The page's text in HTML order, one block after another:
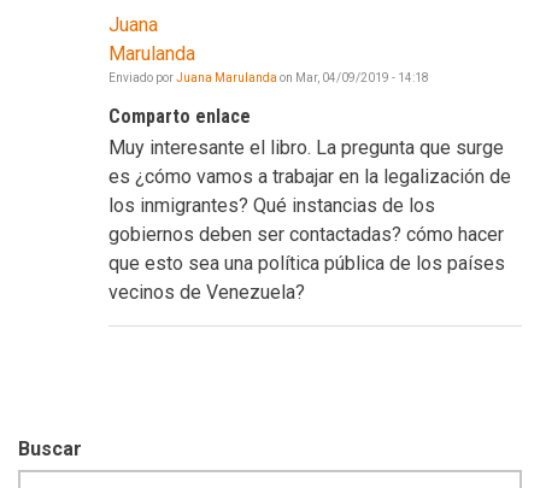
Juana
Marulanda
Enviado porJuana Marulanda on Mar, 04/09/2019 - 14:18
Comparto enlace
Muy interesante el libro. La pregunta que surge
es ¿cómo vamos a trabajar en la legalización de
los inmigrantes? Qué instancias de los
gobiernos deben ser contactadas? cómo hacer
que esto sea una política pública de los países
vecinos de Venezuela?
Buscar